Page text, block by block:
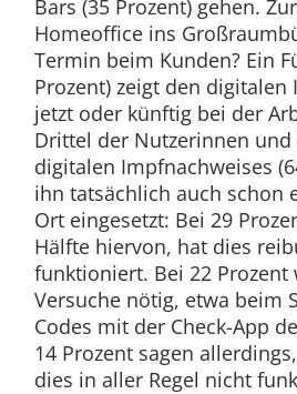
Bars (35 Prozent) gehen.
Homeoffice ins
Termin beim Kunden? Ein
Prozent) zeigt den digitalen
jetzt oder künftig bei der
Drittel der Nutzerinnen und
digitalen Impfnachweises
ihn tatsächlich auch schon
Ort eingesetzt: Bei 29
Hälfte hiervon, hat dies
funktioniert. Bei 22 Prozent
Versuche nötig, etwa beim
Codes mit der Check-App
14 Prozent sagen
dies in aller Regel nicht